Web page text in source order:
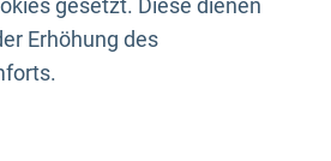
gesetzt. Diese dienen
Erhöhung des